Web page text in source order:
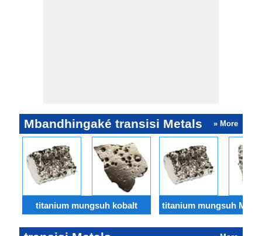
Mbandhingaké transisi Metals » More
titanium mungsuh kobalt titanium mungsuh